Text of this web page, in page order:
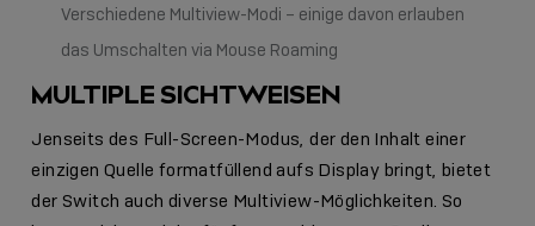
Verschiedene Multiview-Modi – einige davon erlauben
das Umschalten via Mouse Roaming
MULTIPLE SICHTWEISEN
Jenseits des Full-Screen-Modus, der den Inhalt einer
einzigen Quelle formatfüllend aufs Display bringt, bietet
der Switch auch diverse Multiview-Möglichkeiten. So